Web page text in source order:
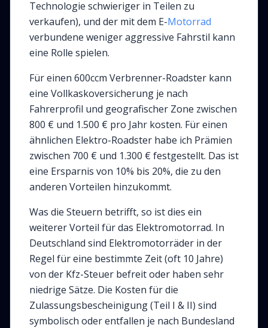
Technologie schwieriger in Teilen zu
verkaufen), und der mit dem E-Motorrad
verbundene weniger aggressive Fahrstil kann
eine Rolle spielen.
Für einen 600ccm Verbrenner-Roadster kann
eine Vollkaskoversicherung je nach
Fahrerprofil und geografischer Zone zwischen
800 € und 1.500 € pro Jahr kosten. Für einen
ähnlichen Elektro-Roadster habe ich Prämien
zwischen 700 € und 1.300 € festgestellt. Das ist
eine Ersparnis von 10% bis 20%, die zu den
anderen Vorteilen hinzukommt.
Was die Steuern betrifft, so ist dies ein
weiterer Vorteil für das Elektromotorrad. In
Deutschland sind Elektromotorräder in der
Regel für eine bestimmte Zeit (oft 10 Jahre)
von der Kfz-Steuer befreit oder haben sehr
niedrige Sätze. Die Kosten für die
Zulassungsbescheinigung (Teil I & II) sind
symbolisch oder entfallen je nach Bundesland